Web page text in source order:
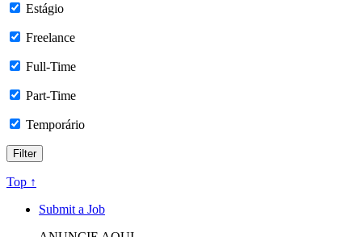
Estágio
Freelance
Full-Time
Part-Time
Temporário
Top ↑
Submit a Job